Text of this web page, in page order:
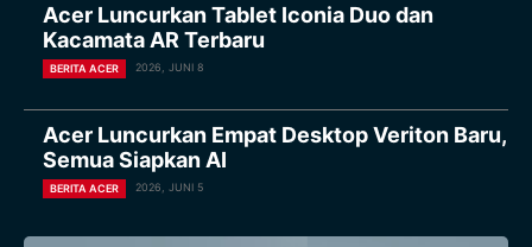
Acer Luncurkan Tablet Iconia Duo dan
Kacamata AR Terbaru
BERITA ACER 2026, JUNI 8
Acer Luncurkan Empat Desktop Veriton Baru,
Semua Siapkan AI
BERITA ACER 2026, JUNI 5